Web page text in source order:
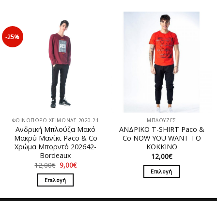
έχει
πολλαπλές
παραλλαγές.
Οι
επιλογές
μπορούν
να
επιλεγούν
στη
του
προϊόντος
το
προϊόν
έχει
πολλαπλές
παραλλαγές.
Οι
επιλογές
μπορούν
να
επιλεγούν
στη
σελίδα
του
προϊόντος
-25%
ΦΘΙΝΟΠΩΡΟ-ΧΕΙΜΩΝΑΣ 2020-21
Ανδρική Μπλούζα Mακό
Μακρύ Μανίκι Paco & Co
Χρώμα Μπορντό 202642-
Βordeaux
12,00€ Original
price
was:
12,00€.
9,00€Η
Επιλογή
ΜΠΛΟΥΖΕΣ
ΑΝΔΡΙΚΟ T-SHIRT Paco &
Co NOW YOU WANT TO
ΚΟΚΚΙΝΟ
12,00€
Επιλογή